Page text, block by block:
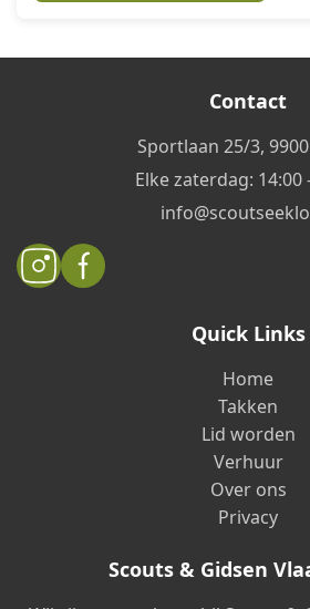
Contact
Sportlaan 25/3,
Elke zaterdag: 14:00
Quick Links
Home
Takken
Lid worden
Verhuur
Over ons
Privacy
Scouts & Gidsen